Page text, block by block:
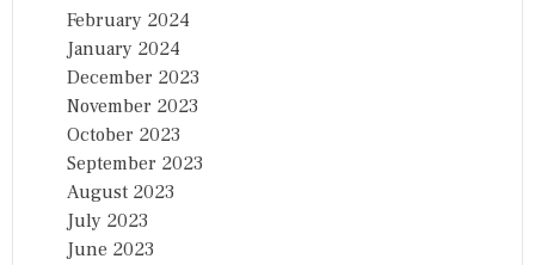
February 2024
January 2024
December 2023
November 2023
October 2023
September 2023
August 2023
July 2023
June 2023